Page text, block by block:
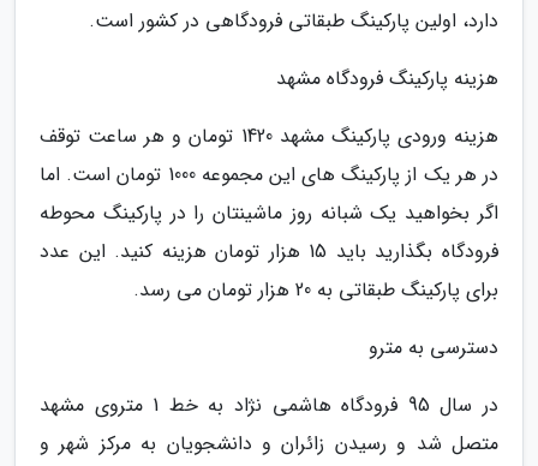
دارد، اولین پارکینگ طبقاتی فرودگاهی در کشور است.
هزینه پارکینگ فرودگاه مشهد
هزینه ورودی پارکینگ مشهد 1420 تومان و هر ساعت توقف
در هر یک از پارکینگ های این مجموعه 1000 تومان است. اما
اگر بخواهید یک شبانه روز ماشینتان را در پارکینگ محوطه
فرودگاه بگذارید باید 15 هزار تومان هزینه کنید. این عدد
برای پارکینگ طبقاتی به 20 هزار تومان می رسد.
دسترسی به مترو
در سال 95 فرودگاه هاشمی نژاد به خط 1 متروی مشهد
متصل شد و رسیدن زائران و دانشجویان به مرکز شهر و